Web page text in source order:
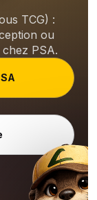
TCG) :
ou
PSA.